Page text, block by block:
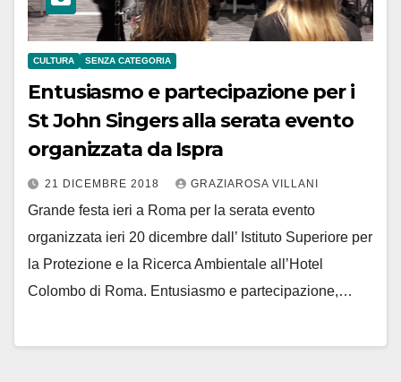
CULTURA SENZA CATEGORIA
Entusiasmo e partecipazione per i
St John Singers alla serata evento
organizzata da Ispra
21 DICEMBRE 2018 GRAZIAROSA VILLANI
Grande festa ieri a Roma per la serata evento
organizzata ieri 20 dicembre dall’ Istituto Superiore per
la Protezione e la Ricerca Ambientale all’Hotel
Colombo di Roma. Entusiasmo e partecipazione,…